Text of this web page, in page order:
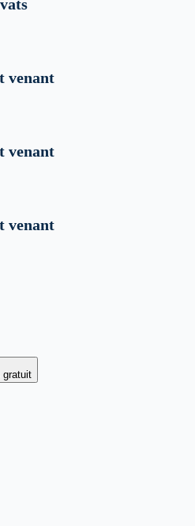
venant
venant
venant
gratuit